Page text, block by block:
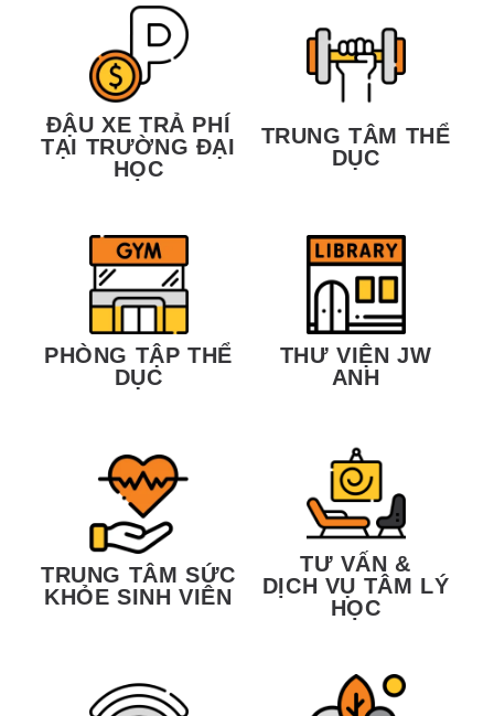
ĐẬU XE TRẢ PHÍ
TẠI TRƯỜNG ĐẠI
HỌC
TRUNG TÂM THỂ
DỤC
PHÒNG TẬP THỂ
DỤC
THƯ VIỆN JW
ANH
TRUNG TÂM SỨC
KHỎE SINH VIÊN
TƯ VẤN &
DỊCH VỤ TÂM LÝ
HỌC